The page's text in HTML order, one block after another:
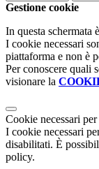
Gestione cookie
In questa schermata
I cookie necessari
piattaforma e non è
Per conoscere quali
visionare la
Cookie necessari
I cookie necessari
disabilitati. È
policy.